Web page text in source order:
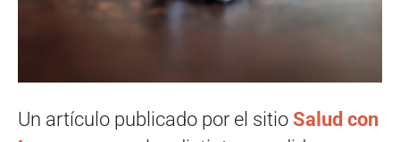
Un artículo publicado por el sitio Salud con